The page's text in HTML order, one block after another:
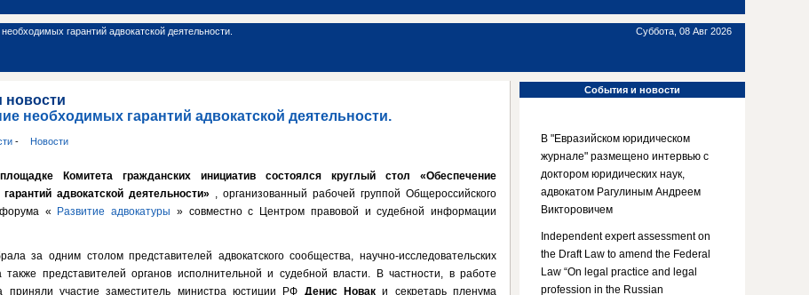
гарантий адвокатской деятельности. Суббота, 08 Авг 2026
новости
необходимых гарантий адвокатской деятельности.
- Новости
Комитета гражданских инициатив состоялся круглый стол «Обеспечение
адвокатской деятельности» , организованный рабочей группой Общероссийского
форума «
Развитие адвокатуры » совместно с Центром правовой и судебной информации
за одним столом представителей адвокатского сообщества, научно-исследовательских
также представителей органов исполнительной и судебной власти. В частности, в работе
приняли участие заместитель министра юстиции РФ Денис Новак и секретарь пленума
События и новости
В "Евразийском юридическом
журнале" размещено интервью с
доктором юридических наук,
адвокатом Рагулиным Андреем
Викторовичем
Independent expert assessment on
the Draft Law to amend the Federal
Law “On legal practice and legal
profession in the Russian